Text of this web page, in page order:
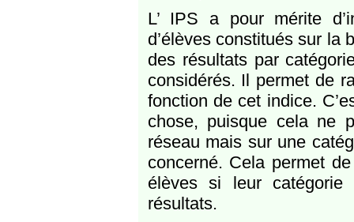
L’ IPS a pour mérite
d’élèves constitués sur la
des résultats par
considérés. Il permet de
fonction de cet indice.
chose, puisque cela ne
réseau mais sur une
concerné. Cela permet
élèves si leur catégorie
résultats.